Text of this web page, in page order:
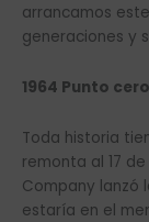
arrancamos
generaciones y
1964 Punto
Toda historia
remonta al 17
Company lanzó
estaría en el